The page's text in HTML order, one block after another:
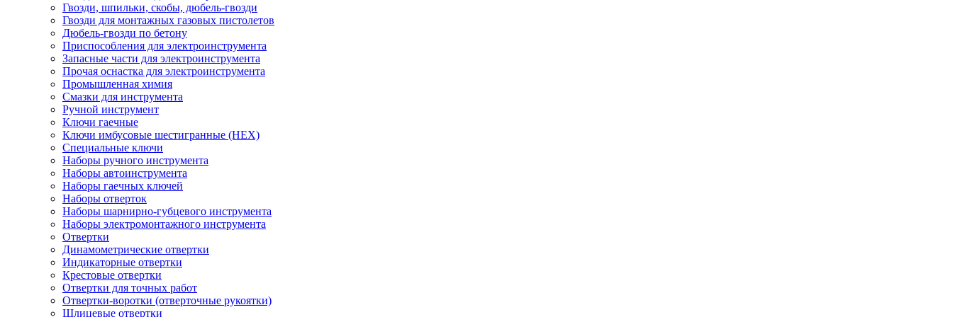
Гвозди, шпильки, скобы, дюбель-гвозди
Гвозди для монтажных газовых пистолетов
Дюбель-гвозди по бетону
Приспособления для электроинструмента
Запасные части для электроинструмента
Прочая оснастка для электроинструмента
Промышленная химия
Смазки для инструмента
Ручной инструмент
Ключи гаечные
Ключи имбусовые шестигранные (HEX)
Специальные ключи
Наборы ручного инструмента
Наборы автоинструмента
Наборы гаечных ключей
Наборы отверток
Наборы шарнирно-губцевого инструмента
Наборы электромонтажного инструмента
Отвертки
Динамометрические отвертки
Индикаторные отвертки
Крестовые отвертки
Отвертки для точных работ
Отвертки-воротки (отверточные рукоятки)
Шлицевые отвертки